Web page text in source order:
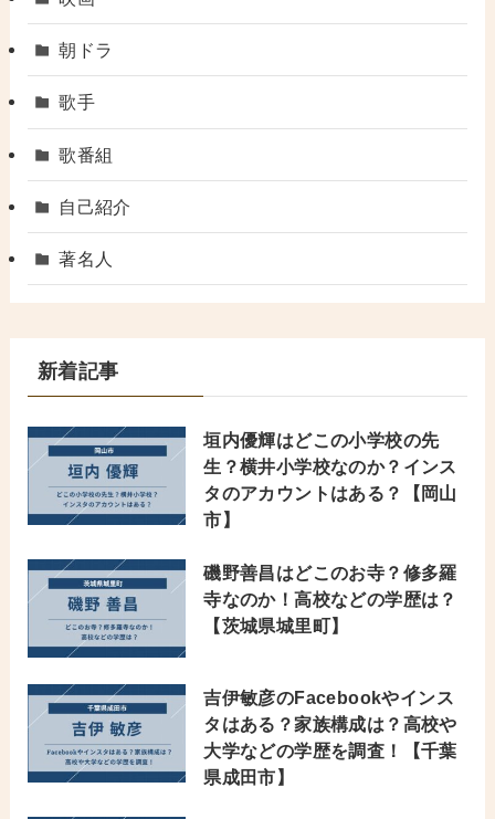
朝ドラ
歌手
歌番組
自己紹介
著名人
新着記事
垣内優輝はどこの小学校の先
生？横井小学校なのか？インス
タのアカウントはある？【岡山
市】
磯野善昌はどこのお寺？修多羅
寺なのか！高校などの学歴は？
【茨城県城里町】
吉伊敏彦のFacebookやインス
タはある？家族構成は？高校や
大学などの学歴を調査！【千葉
県成田市】